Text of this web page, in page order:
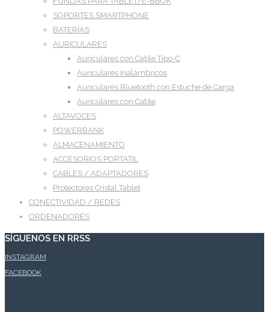
SOPORTES SMARTPHONE
BATERÍAS
AURICULARES
Auriculares con Cable Tipo-C
Auriculares Inalámbricos
Auriculares Bluetooth con Estuche de Carga
Auriculares con Cable
ALTAVOCES
POWERBANK
ALMACENAMIENTO
ACCESORIOS PORTÁTIL
CABLES / ADAPTADORES
Protectores Cristal Tablet
CONECTIVIDAD / REDES
ORDENADORES
SÍGUENOS EN RRSS
INSTAGRAM
FACEBOOK